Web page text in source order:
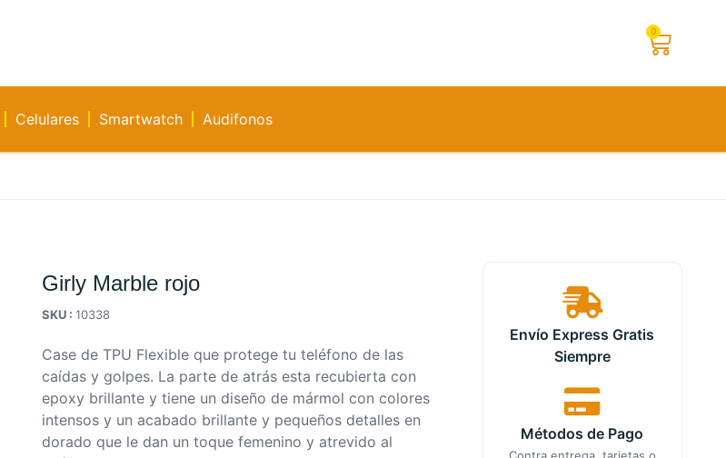
0
Celulares Smartwatch Audifonos
Girly Marble rojo
SKU :10338
Case de TPU Flexible que protege tu teléfono de las
caídas y golpes. La parte de atrás esta recubierta con
epoxy brillante y tiene un diseño de mármol con colores
intensos y un acabado brillante y pequeños detalles en
dorado que le dan un toque femenino y atrevido al
Envío Express Gratis
Siempre
Métodos de Pago